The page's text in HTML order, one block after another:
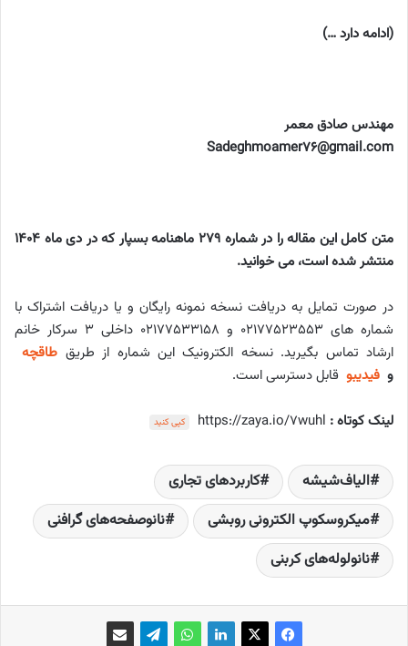
(ادامه دارد …)
مهندس صادق معمر
Sadeghmoamer76@gmail.com
متن کامل این مقاله را در شماره 279 ماهنامه بسپار که در دی ماه 1404
منتشر شده است، می خوانید.
در صورت تمایل به دریافت نسخه نمونه رایگان و یا دریافت اشتراک با
شماره های ۰۲۱۷۷۵۲۳۵۵۳ و ۰۲۱۷۷۵۳۳۱۵۸ داخلی ۳ سرکار خانم
ارشاد تماس بگیرید. نسخه الکترونیک این شماره از طریق طاقچه
و فیدیبو قابل دسترسی است.
لینک کوتاه : https://zaya.io/7wuhl کپی کنید
الیاف‌شیشه
کاربردهای تجاری
میکروسکوپ الکترونی روبشی
نانوصفحه‌های گرافنی
نانولوله‌های کربنی